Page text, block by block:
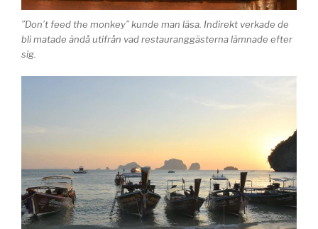
”Don’t feed the monkey” kunde man läsa. Indirekt verkade de
bli matade ändå utifrån vad restauranggästerna lämnade efter
sig.